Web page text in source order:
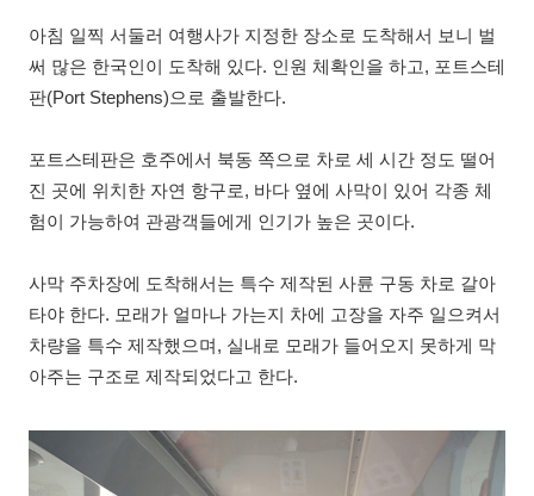
아침 일찍 서둘러 여행사가 지정한 장소로 도착해서 보니 벌
써 많은 한국인이 도착해 있다. 인원 체확인을 하고, 포트스테
판(Port Stephens)으로 출발한다.
포트스테판은 호주에서 북동 쪽으로 차로 세 시간 정도 떨어
진 곳에 위치한 자연 항구로, 바다 옆에 사막이 있어 각종 체
험이 가능하여 관광객들에게 인기가 높은 곳이다.
사막 주차장에 도착해서는 특수 제작된 사륜 구동 차로 갈아
타야 한다. 모래가 얼마나 가는지 차에 고장을 자주 일으켜서
차량을 특수 제작했으며, 실내로 모래가 들어오지 못하게 막
아주는 구조로 제작되었다고 한다.